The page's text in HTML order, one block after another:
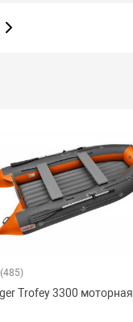
(485)
Trofey 3300 моторная